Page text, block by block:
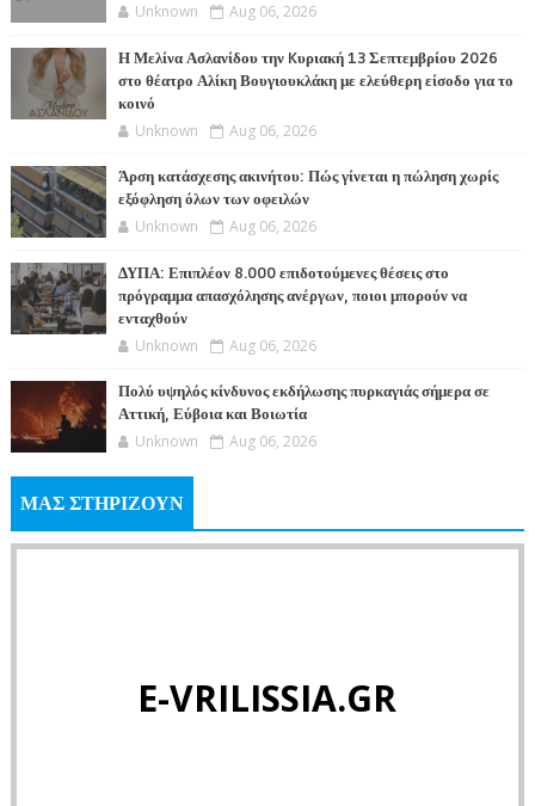
Unknown Aug 06, 2026
Η Μελίνα Ασλανίδου την Kυριακή 13 Σεπτεμβρίου 2026
στο θέατρο Αλίκη Βουγιουκλάκη με ελεύθερη είσοδο για το
κοινό
Unknown Aug 06, 2026
Άρση κατάσχεσης ακινήτου: Πώς γίνεται η πώληση χωρίς
εξόφληση όλων των οφειλών
Unknown Aug 06, 2026
ΔΥΠΑ: Επιπλέον 8.000 επιδοτούμενες θέσεις στο
πρόγραμμα απασχόλησης ανέργων, ποιοι μπορούν να
ενταχθούν
Unknown Aug 06, 2026
Πολύ υψηλός κίνδυνος εκδήλωσης πυρκαγιάς σήμερα σε
Αττική, Εύβοια και Βοιωτία
Unknown Aug 06, 2026
ΜΑΣ ΣΤΗΡΙΖΟΥΝ
E-VRILISSIA.GR